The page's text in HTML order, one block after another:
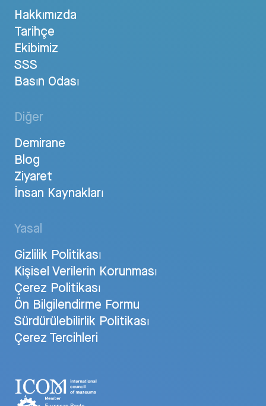
Hakkımızda
Tarihçe
Ekibimiz
SSS
Basın Odası
Diğer
Demirane
Blog
Ziyaret
İnsan Kaynakları
Yasal
Gizlilik Politikası
Kişisel Verilerin Korunması
Çerez Politikası
Ön Bilgilendirme Formu
Sürdürülebilirlik Politikası
Çerez Tercihleri